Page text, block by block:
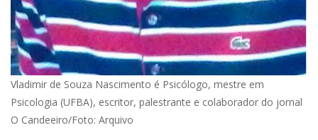
Vladimir de Souza Nascimento é Psicólogo, mestre em
Psicologia (UFBA), escritor, palestrante e colaborador do jornal
O Candeeiro/Foto: Arquivo